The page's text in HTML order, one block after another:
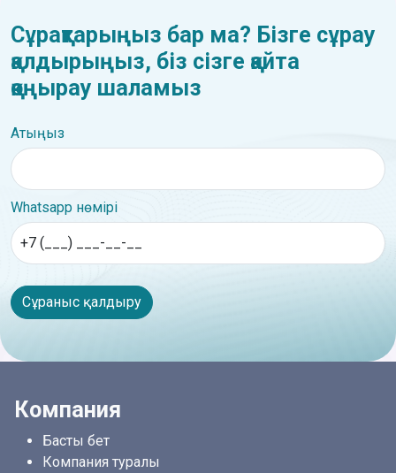
Сұрақтарыңыз бар ма? Бізге сұрау
қалдырыңыз, біз сізге қайта
қоңырау шаламыз
Атыңыз
Whatsapp нөмірі
Сұраныс қалдыру
Компания
Басты бет
Компания туралы